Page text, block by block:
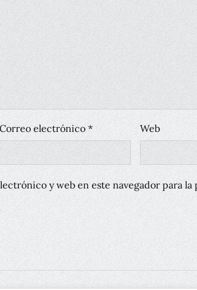
Correo electrónico* Web
y web en este navegador para la